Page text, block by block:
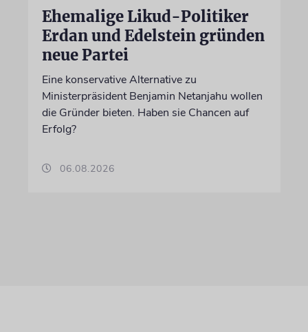
Ehemalige Likud-Politiker
Erdan und Edelstein gründen
neue Partei
Eine konservative Alternative zu
Ministerpräsident Benjamin Netanjahu wollen
die Gründer bieten. Haben sie Chancen auf
Erfolg?
06.08.2026